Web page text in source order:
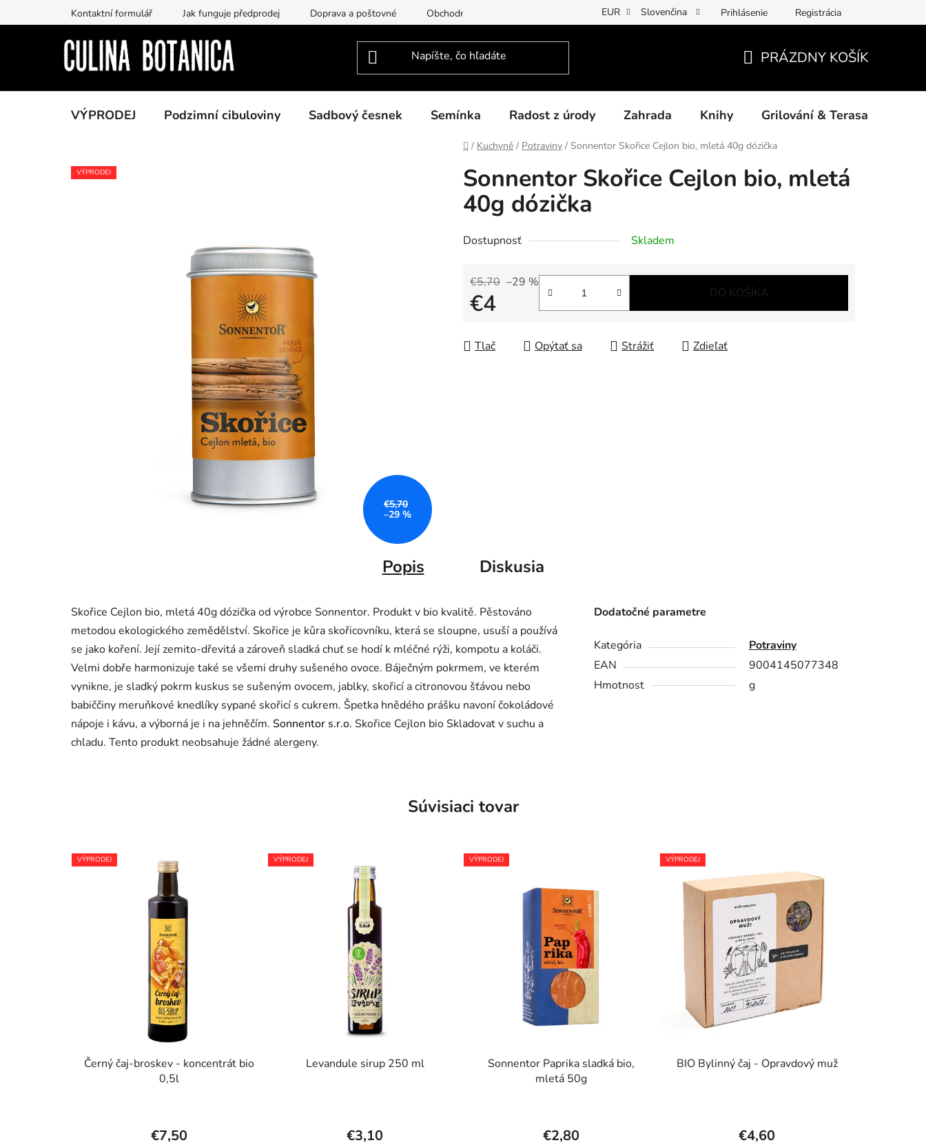
na
Kontaktní formulář Jak funguje předprodej Doprava a poštovné Obchodní podmínky Podmínky ochrany osobních údajů Povinné informace a odkazy ÚKZÚZ
EUR Slovenčina Prihlásenie Registrácia
KOŠÍK
PRÁZDNY KOŠÍK
VÝPRODEJ Podzimní cibuloviny Sadbový česnek Semínka Radost z úrody Zahrada Knihy Grilování & Terasa
Domov
/ Kuchyně / Potraviny / Sonnentor Skořice Cejlon bio, mletá 40g dózička
Sonnentor Skořice Cejlon bio, mletá
40g dózička
Dostupnosť Skladem
€5,70 –29 %
€4 DO KOŠÍKA
Tlač Opýtať sa Strážiť Zdieľať
VÝPRODEJ
€5,70
–29 %
Popis Diskusia
Skořice Cejlon bio, mletá 40g dózička od výrobce Sonnentor. Produkt v bio kvalitě. Pěstováno
metodou ekologického zemědělství. Skořice je kůra skořicovníku, která se sloupne, usuší a používá
se jako koření. Její zemito-dřevitá a zároveň sladká chuť se hodí k mléčné rýži, kompotu a koláči.
Velmi dobře harmonizuje také se všemi druhy sušeného ovoce. Báječným pokrmem, ve kterém
vynikne, je sladký pokrm kuskus se sušeným ovocem, jablky, skořicí a citronovou šťávou nebo
babiččiny meruňkové knedlíky sypané skořicí s cukrem. Špetka hnědého prášku navoní čokoládové
nápoje i kávu, a výborná je i na jehněčím. Sonnentor s.r.o. Skořice Cejlon bio Skladovat v suchu a
chladu. Tento produkt neobsahuje žádné alergeny.
Dodatočné parametre
Kategória
Potraviny
EAN
9004145077348
Hmotnost
g
Súvisiaci tovar
VÝPRODEJ
Černý čaj-broskev - koncentrát bio
0,5l
€7,50
VÝPRODEJ
Levandule sirup 250 ml
€3,10
VÝPRODEJ
Sonnentor Paprika sladká bio,
mletá 50g
€2,80
VÝPRODEJ
BIO Bylinný čaj - Opravdový muž
€4,60